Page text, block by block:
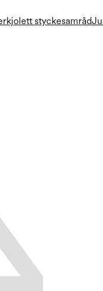
kjolett styckesamråd